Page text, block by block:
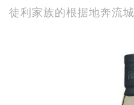
徒利家族的根据地奔流城